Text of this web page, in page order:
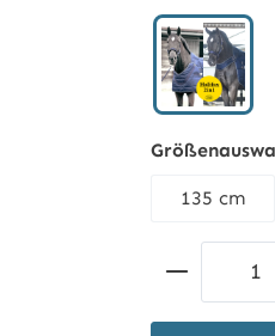
135 cm